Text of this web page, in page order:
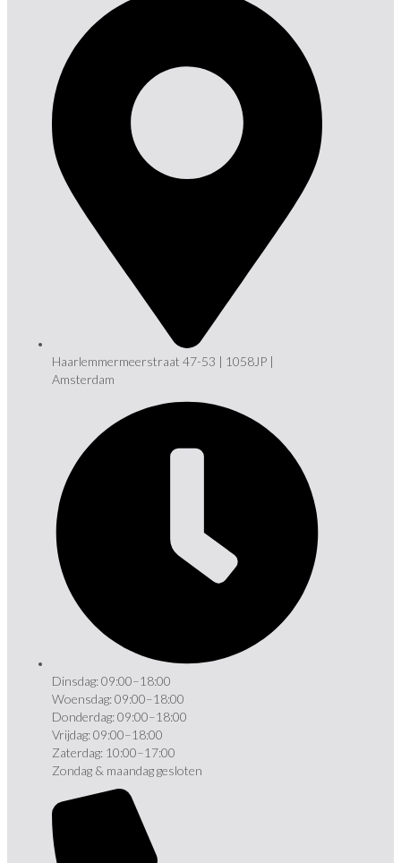
Haarlemmermeerstraat 47-53 | 1058JP |
Amsterdam
Dinsdag: 09:00–18:00
Woensdag: 09:00–18:00
Donderdag: 09:00–18:00
Vrijdag: 09:00–18:00
Zaterdag: 10:00–17:00
Zondag & maandag gesloten